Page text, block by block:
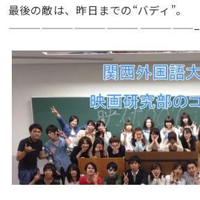
最後の敵は、昨日までの“バディ”。
—————————————————–